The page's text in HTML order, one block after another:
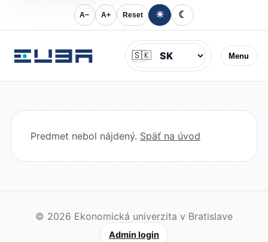
A− A+ Reset ☀ ☾
Menu
Jazyk
🇸🇰
Predmet nebol nájdený. Späť na úvod
© 2026 Ekonomická univerzita v Bratislave
Admin login